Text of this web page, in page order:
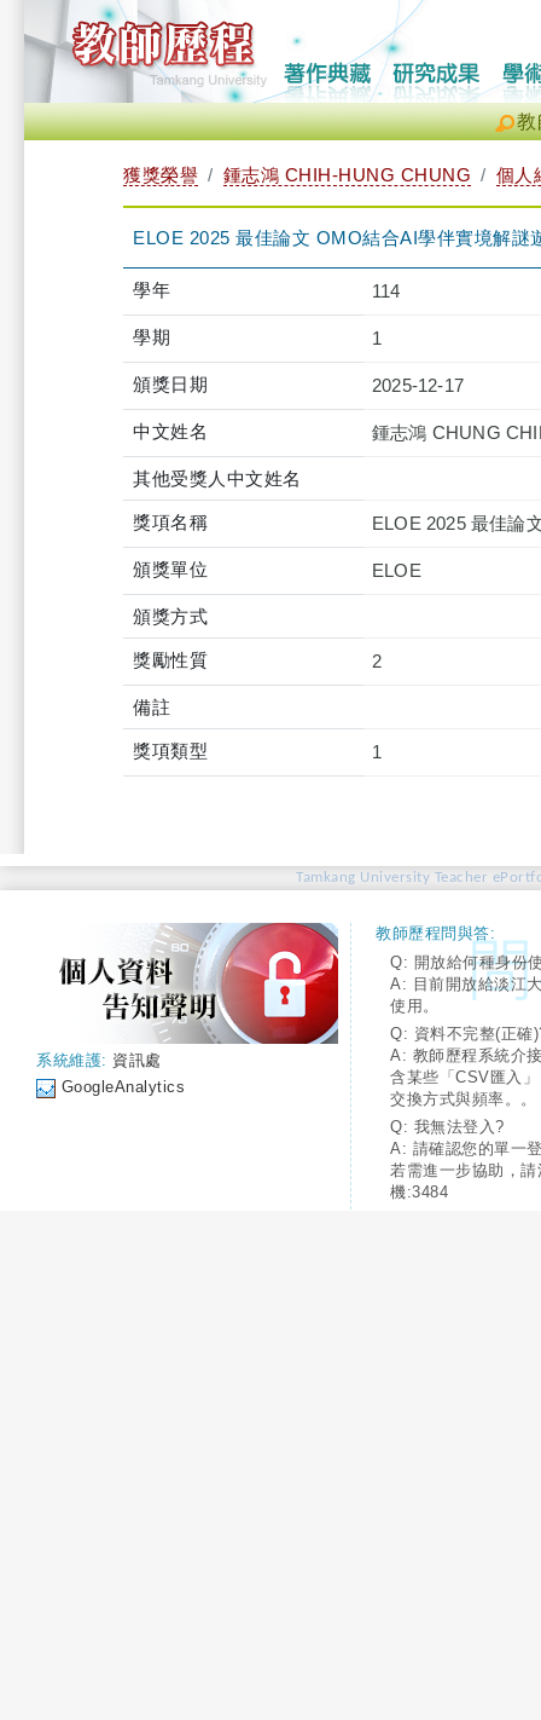
教
獲獎榮譽 鍾志鴻 CHIH-HUNG CHUNG 個人
ELOE 2025 最佳論文 OMO結合AI學伴實境解謎
學年 114
學期 1
頒獎日期 2025-12-17
中文姓名 鍾志鴻 CHUNG
其他受獎人中文姓名
獎項名稱 ELOE 2025 最佳論
頒獎單位 ELOE
頒獎方式
獎勵性質 2
備註
獎項類型 1
Tamkang University Teacher
系統維護: 資訊處
GoogleAnalytics
教師歷程問與答:
Q: 開放給何種身份
A: 目前開放給淡江
使用。
Q: 資料不完整(正確
A: 教師歷程系統介
含某些「CSV匯入
交換方式與頻率。。
Q: 我無法登入?
A: 請確認您的單一
若需進一步協助，
機:3484